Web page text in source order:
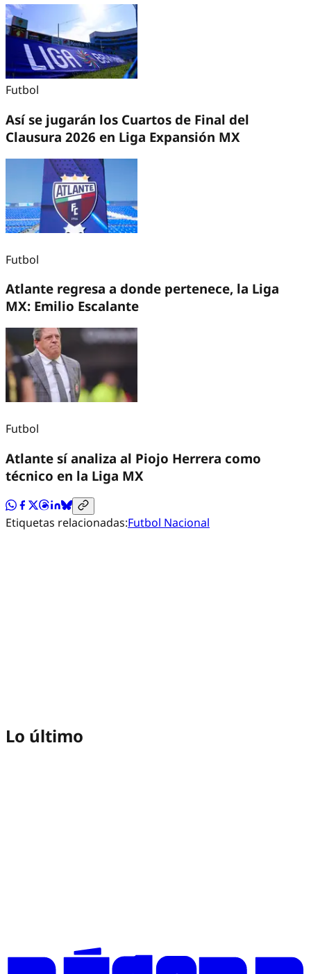
Futbol
Así se jugarán los Cuartos de Final del
Clausura 2026 en Liga Expansión MX
Futbol
Atlante regresa a donde pertenece, la Liga
MX: Emilio Escalante
Futbol
Atlante sí analiza al Piojo Herrera como
técnico en la Liga MX
Etiquetas relacionadas:Futbol Nacional
Lo último